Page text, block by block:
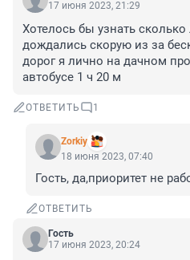
17 июня 2023, 21:29
Хотелось бы узнать
дождались скорую из за
дорог я лично на дачном
автобусе 1 ч 20 м
ОТВЕТИТЬ 1
Zorkiy
18 июня 2023, 07:40
Гость, да,приоритет не
ОТВЕТИТЬ
Гость
17 июня 2023, 20:24